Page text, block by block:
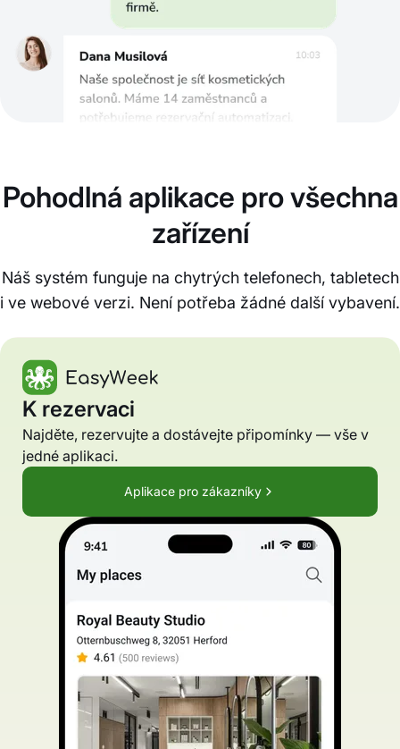
Pohodlná aplikace pro všechna
zařízení
Náš systém funguje na chytrých telefonech, tabletech
i ve webové verzi. Není potřeba žádné další vybavení.
K rezervaci
Najděte, rezervujte a dostávejte připomínky — vše v
jedné aplikaci.
Aplikace pro zákazníky